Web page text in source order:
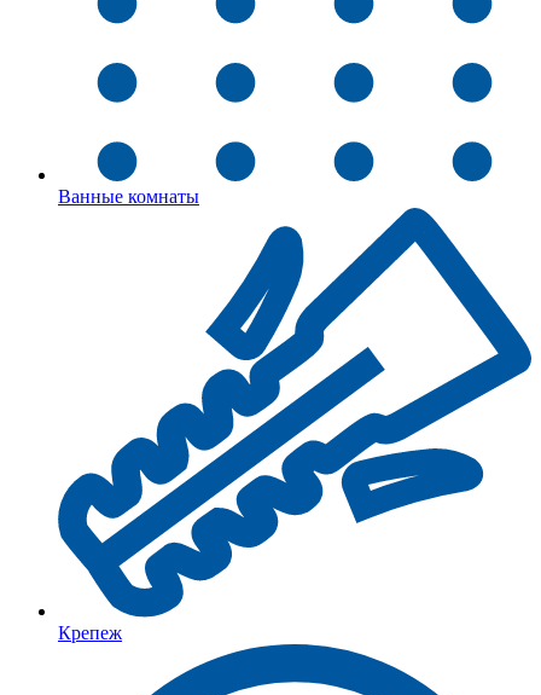
Ванные комнаты
Крепеж